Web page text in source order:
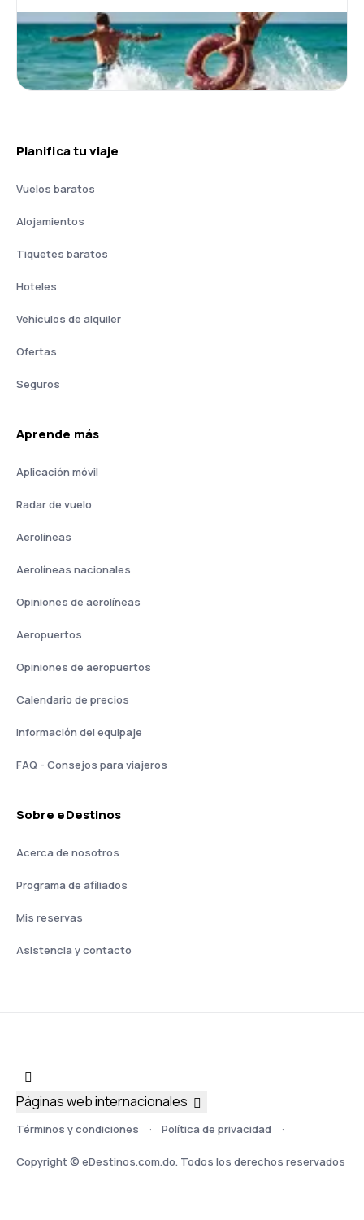
Planifica tu viaje
Vuelos baratos
Alojamientos
Tiquetes baratos
Hoteles
Vehículos de alquiler
Ofertas
Seguros
Aprende más
Aplicación móvil
Radar de vuelo
Aerolíneas
Aerolíneas nacionales
Opiniones de aerolíneas
Aeropuertos
Opiniones de aeropuertos
Calendario de precios
Información del equipaje
FAQ - Consejos para viajeros
Sobre eDestinos
Acerca de nosotros
Programa de afiliados
Mis reservas
Asistencia y contacto
Términos y condiciones Política de privacidad
Copyright © eDestinos.com.do. Todos los derechos reservados
Páginas web internacionales